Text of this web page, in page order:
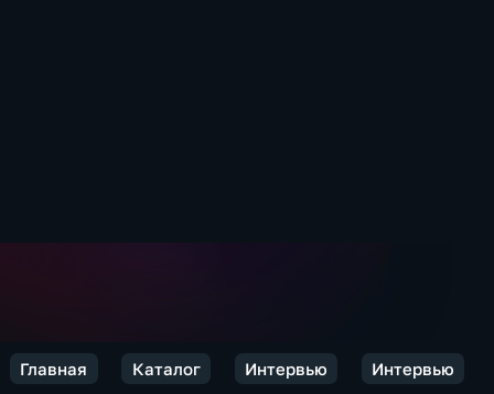
Главная Каталог Интервью Интервью